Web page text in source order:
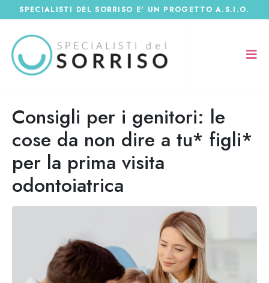
SPECIALISTI DEL SORRISO E' UN PROGETTO A.S.I.O.
Consigli per i genitori: le
cose da non dire a tu* figli*
per la prima visita
odontoiatrica